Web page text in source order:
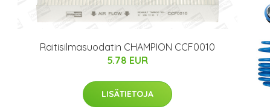
Raitisilmasuodatin CHAMPION CCF0010
5.78 EUR
LISÄTIETOJA